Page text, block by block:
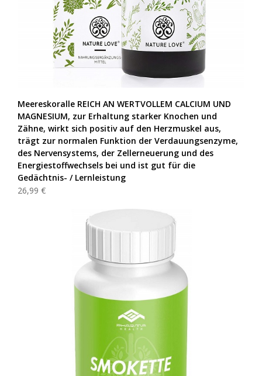
Meereskoralle REICH AN WERTVOLLEM CALCIUM UND
MAGNESIUM, zur Erhaltung starker Knochen und
Zähne, wirkt sich positiv auf den Herzmuskel aus,
trägt zur normalen Funktion der Verdauungsenzyme,
des Nervensystems, der Zellerneuerung und des
Energiestoffwechsels bei und ist gut für die
Gedächtnis- / Lernleistung
26,99 €